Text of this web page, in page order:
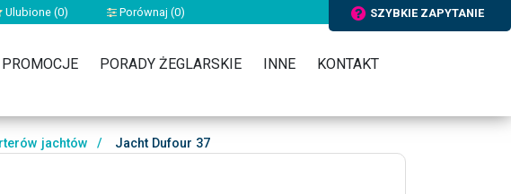
Ulubione (0) Porównaj (0) SZYBKIE ZAPYTANIE
PROMOCJE PORADY ŻEGLARSKIE INNE KONTAKT
jachtów / Jacht Dufour 37